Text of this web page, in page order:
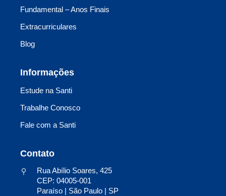
Fundamental – Anos Finais
Extracurriculares
Blog
Informações
Estude na Santi
Trabalhe Conosco
Fale com a Santi
Contato
Rua Abílio Soares, 425
CEP: 04005-001
Paraíso | São Paulo | SP